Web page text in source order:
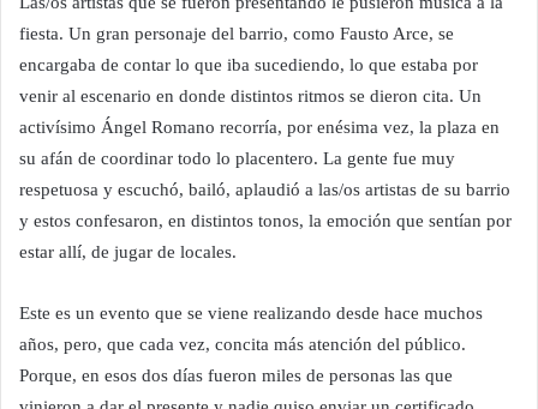
fiesta. Un gran personaje del barrio, como Fausto Arce, se
encargaba de contar lo que iba sucediendo, lo que estaba por
venir al escenario en donde distintos ritmos se dieron cita. Un
activísimo Ángel Romano recorría, por enésima vez, la plaza en
su afán de coordinar todo lo placentero. La gente fue muy
respetuosa y escuchó, bailó, aplaudió a las/os artistas de su barrio
y estos confesaron, en distintos tonos, la emoción que sentían por
estar allí, de jugar de locales.
Este es un evento que se viene realizando desde hace muchos
años, pero, que cada vez, concita más atención del público.
Porque, en esos dos días fueron miles de personas las que